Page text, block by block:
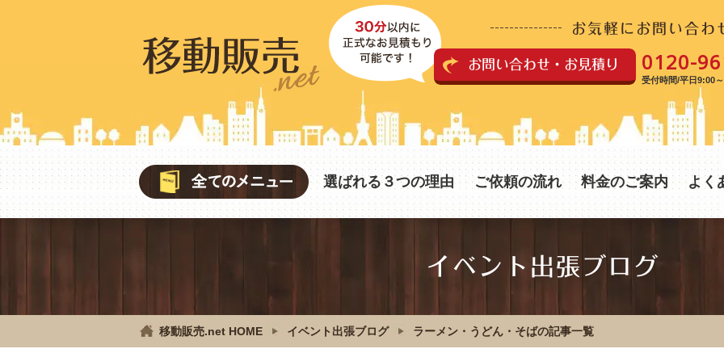
お問い合わせ・お見積り 0120-
受付時間/平日9:00
お気軽にお問い合わ
選ばれる３つの理由 ご依頼の流れ 料金のご案内 よく
イベント出張ブログ
移動販売.net HOME イベント出張ブログ ラーメン・うどん・そばの記事一覧